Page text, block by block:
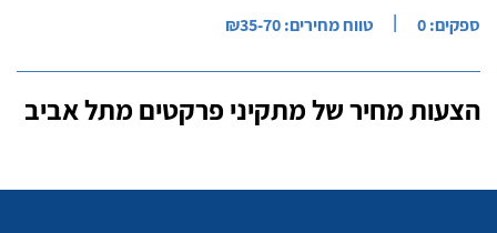
ספקים: 0 | טווח מחירים: ₪35-70
הצעות מחיר של מתקיני פרקטים מתל אביב